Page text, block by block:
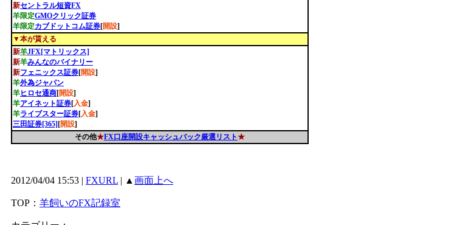
新セントラル短資FX
羊限定GMOクリック証券
羊限定カブドットコム証券[開設]
▼本が貰える
新羊JFX[マトリックス]
新羊みんなのバイナリー
新フェニックス証券[開設]
羊外為ジャパン
羊ヒロセ通商[開設]
羊アイネット証券[入金]
羊ライブスター証券[入金]
三田証券[365][開設]
その他★FX口座開設キャッシュバック厳選リスト★
2012/04/04 15:53 | FXURL | ▲ 画面上へ
TOP： 羊飼いのFX記録室